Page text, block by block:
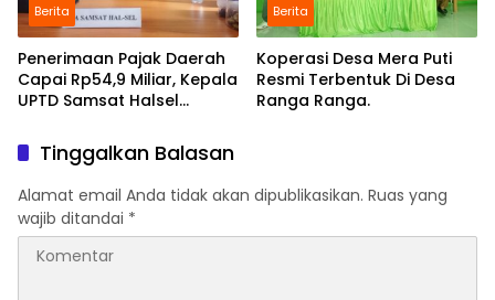
Berita
Penerimaan Pajak Daerah
Capai Rp54,9 Miliar, Kepala
UPTD Samsat Halsel
2025
Berita
Koperasi Desa Mera Puti
Resmi Terbentuk Di Desa
Ranga Ranga.
Tinggalkan Balasan
Alamat email Anda tidak akan dipublikasikan. Ruas yang
wajib ditandai *